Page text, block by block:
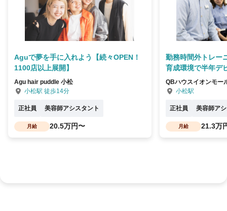
Aguで夢を手に入れよう【続々OPEN！
1100店以上展開】
Agu hair puddle 小松
小松駅 徒歩14分
正社員 美容師アシスタント
月給 20.5万円〜
勤務時間外トレー
育成環境で半年デ
QBハウスイオンモー
小松駅
正社員 美容師ア
月給 21.3万